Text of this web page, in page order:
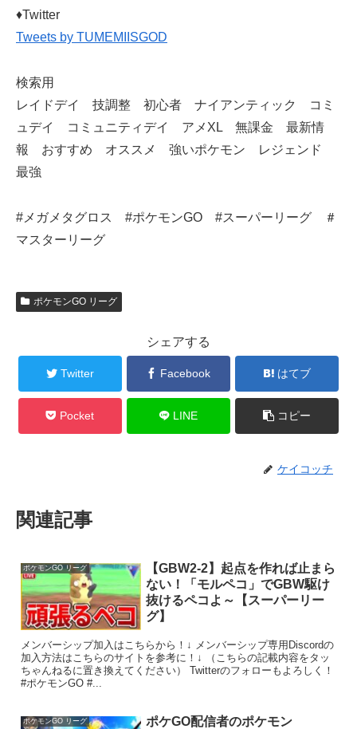
​♦Twitter
Tweets by TUMEMIISGOD
検索用
レイドデイ 技調整 初心者 ナイアンティック コミ
ュデイ コミュニティデイ アメXL 無課金 最新情
報 おすすめ オススメ 強いポケモン レジェンド
最強
#メガメタグロス #ポケモンGO #スーパーリーグ ＃
マスターリーグ
ポケモンGO リーグ
シェアする
Twitter Facebook はてブ
Pocket LINE コピー
ケイコッチ
関連記事
ポケモンGO リーグ
【GBW2-2】起点を作れば止まら
ない！「モルペコ」でGBW駆け
抜けるペコよ～【スーパーリー
グ】
メンバーシップ加入はこちらから！↓ メンバーシップ専用Discordの
加入方法はこちらのサイトを参考に！↓ （こちらの記載内容をタッ
ちゃんねるに置き換えてください） Twitterのフォローもよろしく！
#ポケモンGO #...
ポケモンGO リーグ
ポケGO配信者のポケモン